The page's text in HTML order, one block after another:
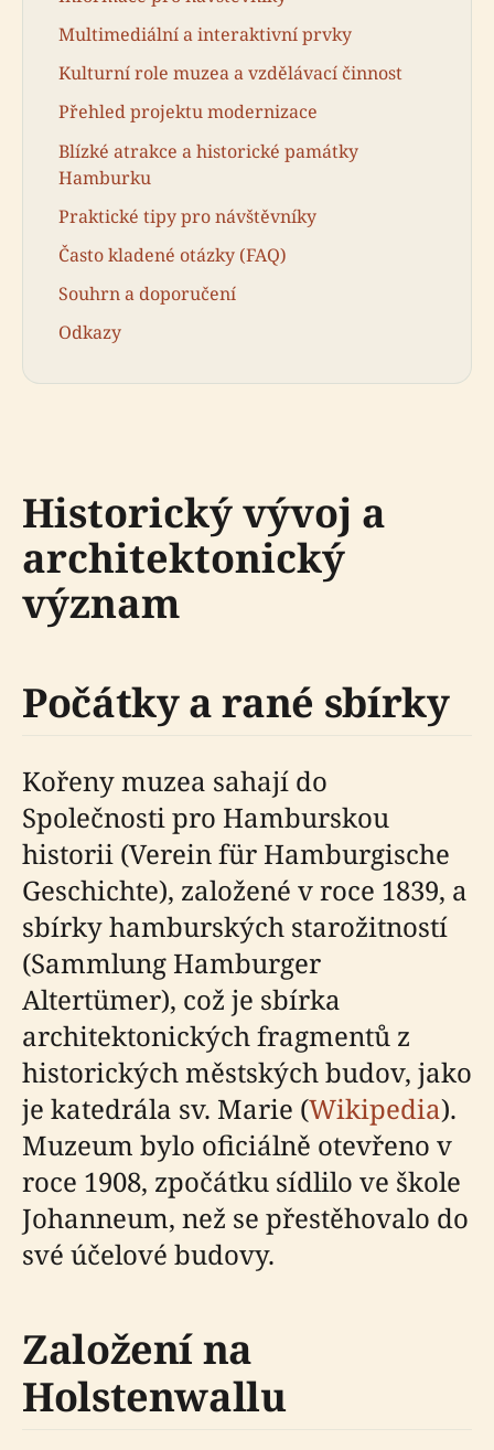
Multimediální a interaktivní prvky
Kulturní role muzea a vzdělávací činnost
Přehled projektu modernizace
Blízké atrakce a historické památky
Hamburku
Praktické tipy pro návštěvníky
Často kladené otázky (FAQ)
Souhrn a doporučení
Odkazy
Historický vývoj a
architektonický
význam
Počátky a rané sbírky
Kořeny muzea sahají do
Společnosti pro Hamburskou
historii (Verein für Hamburgische
Geschichte), založené v roce 1839, a
sbírky hamburských starožitností
(Sammlung Hamburger
Altertümer), což je sbírka
architektonických fragmentů z
historických městských budov, jako
je katedrála sv. Marie (Wikipedia).
Muzeum bylo oficiálně otevřeno v
roce 1908, zpočátku sídlilo ve škole
Johanneum, než se přestěhovalo do
své účelové budovy.
Založení na
Holstenwallu